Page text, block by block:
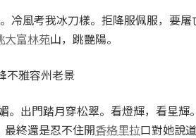
冷風考我冰刀樣。拒降服佩服，要屠
大富林苑山，跳艷陽。
不雅容州老景
。出門踏月穿松翠。看燈輝，看星輝
最終還是忍不住開香格里拉口對她說